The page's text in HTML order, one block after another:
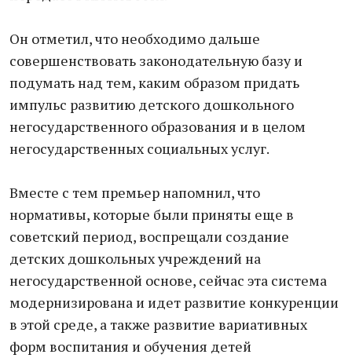
Он отметил, что необходимо дальше
совершенствовать законодательную базу и
подумать над тем, каким образом придать
импульс развитию детского дошкольного
негосударственного образования и в целом
негосударственных социальных услуг.
Вместе с тем премьер напомнил, что
нормативы, которые были приняты еще в
советский период, воспрещали создание
детских дошкольных учреждений на
негосударственной основе, сейчас эта система
модернизирована и идет развитие конкуренции
в этой среде, а также развитие вариативных
форм воспитания и обучения детей